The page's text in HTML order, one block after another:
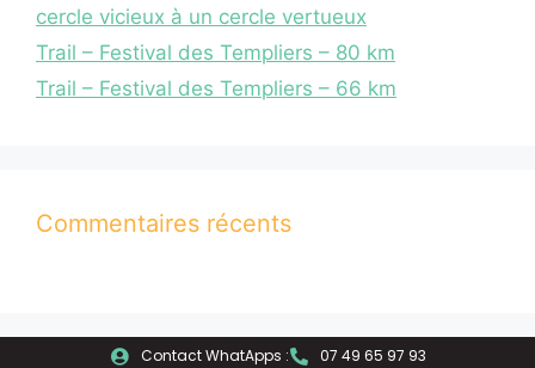
cercle vicieux à un cercle vertueux
Trail – Festival des Templiers – 80 km
Trail – Festival des Templiers – 66 km
Commentaires récents
Contact WhatApps :
07 49 65 97 93